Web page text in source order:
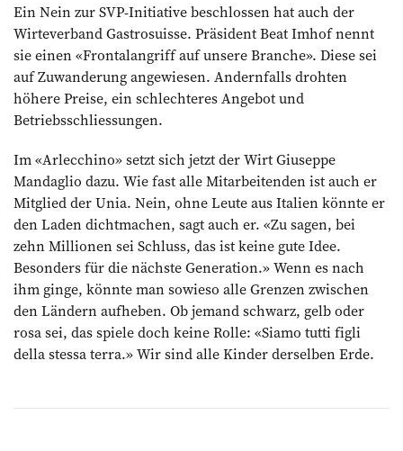
Ein Nein zur SVP-Initiative beschlossen hat auch der
Wirteverband Gastrosuisse. Präsident Beat Imhof nennt
sie einen «Frontalangriff auf unsere Branche». Diese sei
auf Zuwanderung angewiesen. Andernfalls drohten
höhere Preise, ein schlechteres Angebot und
Betriebsschliessungen.
Im «Arlecchino» setzt sich jetzt der Wirt Giuseppe
Mandaglio dazu. Wie fast alle Mitarbeitenden ist auch er
Mitglied der Unia. Nein, ohne Leute aus Italien könnte er
den Laden dichtmachen, sagt auch er. «Zu sagen, bei
zehn Millionen sei Schluss, das ist keine gute Idee.
Besonders für die nächste Generation.» Wenn es nach
ihm ginge, könnte man sowieso alle Grenzen zwischen
den Ländern aufheben. Ob jemand schwarz, gelb oder
rosa sei, das spiele doch keine Rolle: «Siamo tutti figli
della stessa terra.» Wir sind alle Kinder derselben Erde.